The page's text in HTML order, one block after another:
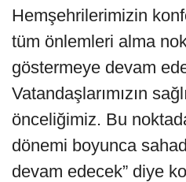
Hemşehrilerimizin
tüm önlemleri alma
göstermeye devam
Vatandaşlarımızın
önceliğimiz. Bu
dönemi boyunca
devam edecek” diye